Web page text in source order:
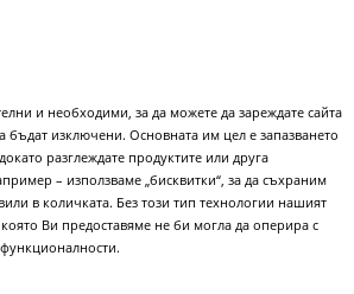
и необходими, за да можете да зареждате сайта
бъдат изключени. Основната им цел е запазването
разглеждате продуктите или друга
– използваме „бисквитки“, за да съхраним
в количката. Без този тип технологии нашият
Ви предоставяме не би могла да оперира с